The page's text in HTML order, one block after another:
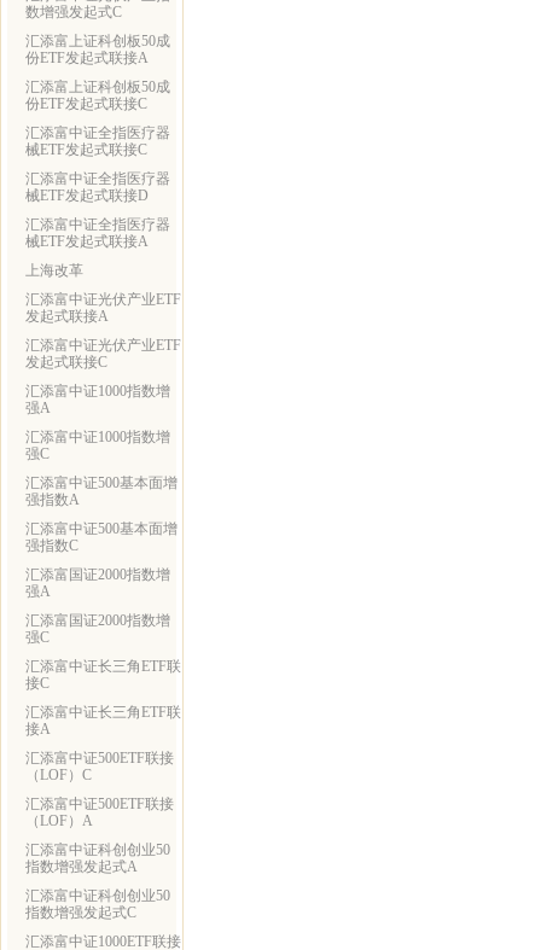
数增强发起式C
汇添富上证科创板50成
份ETF发起式联接A
汇添富上证科创板50成
份ETF发起式联接C
汇添富中证全指医疗器
械ETF发起式联接C
汇添富中证全指医疗器
械ETF发起式联接D
汇添富中证全指医疗器
械ETF发起式联接A
上海改革
汇添富中证光伏产业ETF
发起式联接A
汇添富中证光伏产业ETF
发起式联接C
汇添富中证1000指数增
强A
汇添富中证1000指数增
强C
汇添富中证500基本面增
强指数A
汇添富中证500基本面增
强指数C
汇添富国证2000指数增
强A
汇添富国证2000指数增
强C
汇添富中证长三角ETF联
接C
汇添富中证长三角ETF联
接A
汇添富中证500ETF联接
（LOF）C
汇添富中证500ETF联接
（LOF）A
汇添富中证科创创业50
指数增强发起式A
汇添富中证科创创业50
指数增强发起式C
汇添富中证1000ETF联接